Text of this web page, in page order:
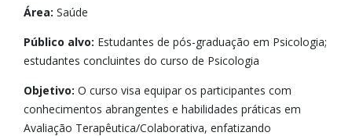
Área: Saúde
Público alvo: Estudantes de pós-graduação em Psicologia;
estudantes concluintes do curso de Psicologia
Objetivo: O curso visa equipar os participantes com
conhecimentos abrangentes e habilidades práticas em
Avaliação Terapêutica/Colaborativa, enfatizando